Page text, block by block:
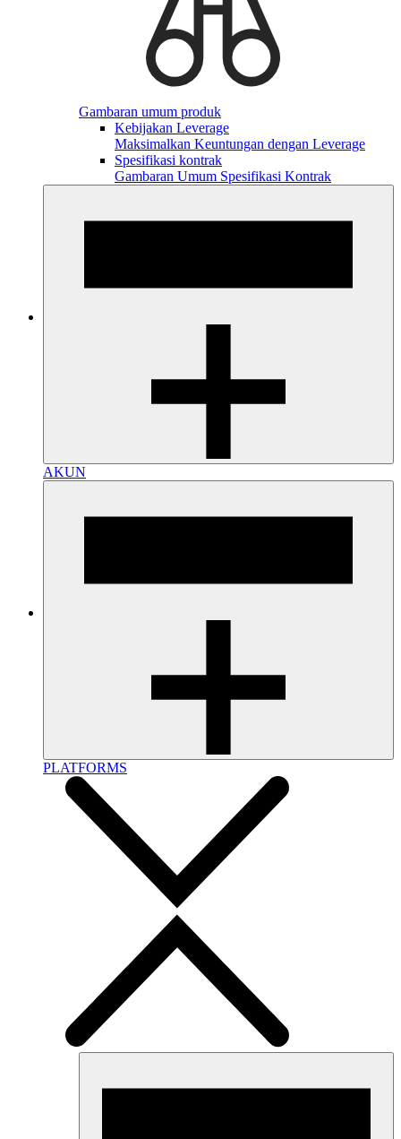
Gambaran umum produk
Kebijakan Leverage
Maksimalkan Keuntungan dengan Leverage
Spesifikasi kontrak
Gambaran Umum Spesifikasi Kontrak
AKUN
PLATFORMS